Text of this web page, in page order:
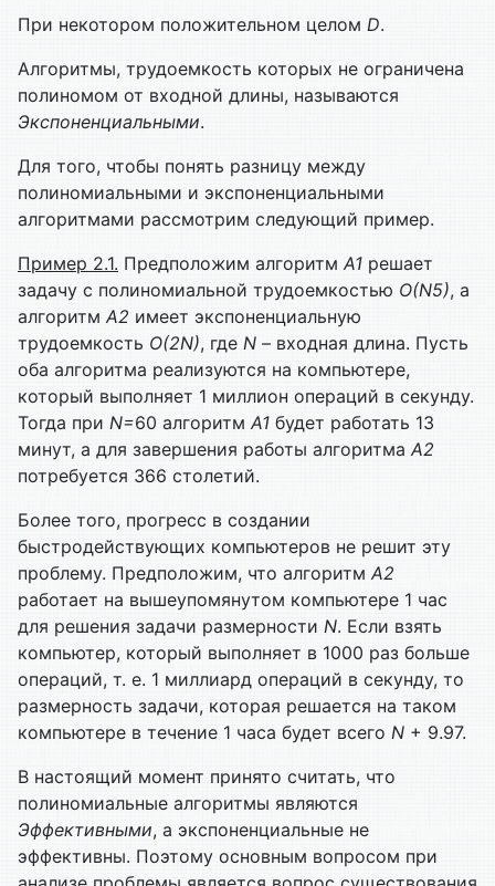
При некотором положительном целом D.
Алгоритмы, трудоемкость которых не ограничена
полиномом от входной длины, называются
Экспоненциальными.
Для того, чтобы понять разницу между
полиномиальными и экспоненциальными
алгоритмами рассмотрим следующий пример.
Пример 2.1. Предположим алгоритм A1 решает
задачу с полиномиальной трудоемкостью O(N5), а
алгоритм A2 имеет экспоненциальную
трудоемкость O(2N), где N – входная длина. Пусть
оба алгоритма реализуются на компьютере,
который выполняет 1 миллион операций в секунду.
Тогда при N=60 алгоритм A1 будет работать 13
минут, а для завершения работы алгоритма A2
потребуется 366 столетий.
Более того, прогресс в создании
быстродействующих компьютеров не решит эту
проблему. Предположим, что алгоритм A2
работает на вышеупомянутом компьютере 1 час
для решения задачи размерности N. Если взять
компьютер, который выполняет в 1000 раз больше
операций, т. е. 1 миллиард операций в секунду, то
размерность задачи, которая решается на таком
компьютере в течение 1 часа будет всего N + 9.97.
В настоящий момент принято считать, что
полиномиальные алгоритмы являются
Эффективными, а экспоненциальные не
эффективны. Поэтому основным вопросом при